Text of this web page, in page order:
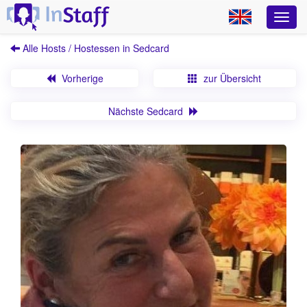
Alle Hosts / Hostessen in Sedcard
Vorherige zur Übersicht
Nächste Sedcard